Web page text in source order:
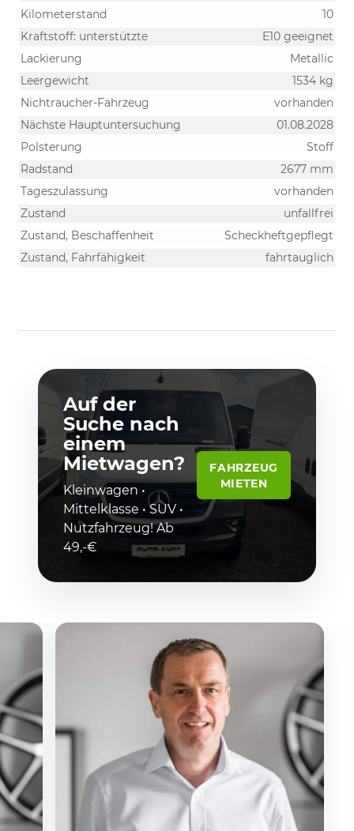
Kilometerstand
10
Kraftstoff: unterstützte
E10 geeignet
Lackierung
Metallic
Leergewicht
1534 kg
Nichtraucher-Fahrzeug
vorhanden
Nächste Hauptuntersuchung
01.08.2028
Polsterung
Stoff
Radstand
2677 mm
Tageszulassung
vorhanden
Zustand
unfallfrei
Zustand, Beschaffenheit
Scheckheftgepflegt
Zustand, Fahrfähigkeit
fahrtauglich
Auf der
Suche nach
einem
Mietwagen?
Kleinwagen •
Mittelklasse • SUV •
Nutzfahrzeug! Ab
49,-€
FAHRZEUG
MIETEN